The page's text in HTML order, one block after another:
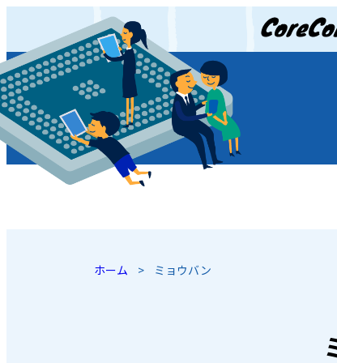
JP/EN
ホーム > ミョウバン